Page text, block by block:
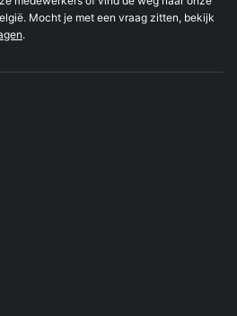
Mocht je met een vraag zitten, bekijk
.